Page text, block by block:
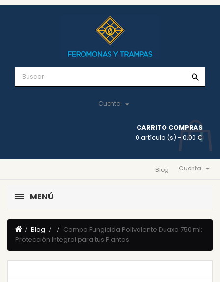
search
Cuenta 
CARRITO COMPRAS
0 artículo (s) - 0,00 €
Cuenta 
Blog
MENÚ
Blog
Compo Fungicida Polivalente Duaxo 750 ml:
Protección Integral para tus Plantas